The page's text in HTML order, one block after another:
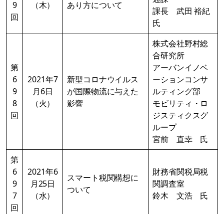
9
回
（木）
あり方について
課長 武田 裕紀
氏
第
6
9
8
回
2021年7
月6日
（火）
新型コロナウイルス
が国際物流に与えた
影響
株式会社野村総
合研究所
アーバンイノベ
ーションコンサ
ルティング部
モビリティ・ロ
ジスティクスグ
ループ
宮前 直幸 氏
第
6
9
7
回
2021年6
月25日
（水）
スマート税関構想に
ついて
財務省関税局税
関調査室
鈴木 文浩 氏